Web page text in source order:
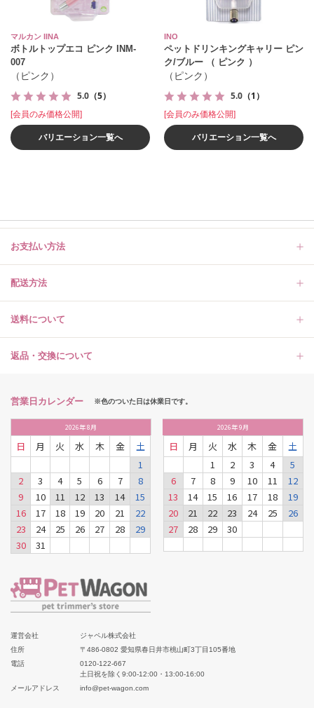
マルカン IINA
ボトルトップエコ ピンク INM‐
007
（ピンク）
5.0 （5）
[会員のみ価格公開]
バリエーション一覧へ
INO
ペットドリンキングキャリー ピン
ク/ブルー （ ピンク ）
（ピンク）
5.0 （1）
[会員のみ価格公開]
バリエーション一覧へ
お支払い方法
配送方法
送料について
返品・交換について
営業日カレンダー ※色のついた日は休業日です。
2026年8月
日 月 火 水 木 金
土
1
2
3 4 5 6 7
8
9
10 11 12 13 14
15
16
17 18 19 20 21
22
23
24 25 26 27 28
29
30
31
2026年9月
日 月 火 水 木 金
土
1
2 3 4
5
6
7 8 9 10 11
12
13
14 15 16 17 18
19
20
21 22 23 24 25
26
27
28 29 30
運営会社
ジャペル株式会社
住所
〒486-0802 愛知県春日井市桃山町3丁目105番地
電話
0120-122-667
土日祝を除く9:00-12:00・13:00-16:00
メールアドレス
info@pet-wagon.com